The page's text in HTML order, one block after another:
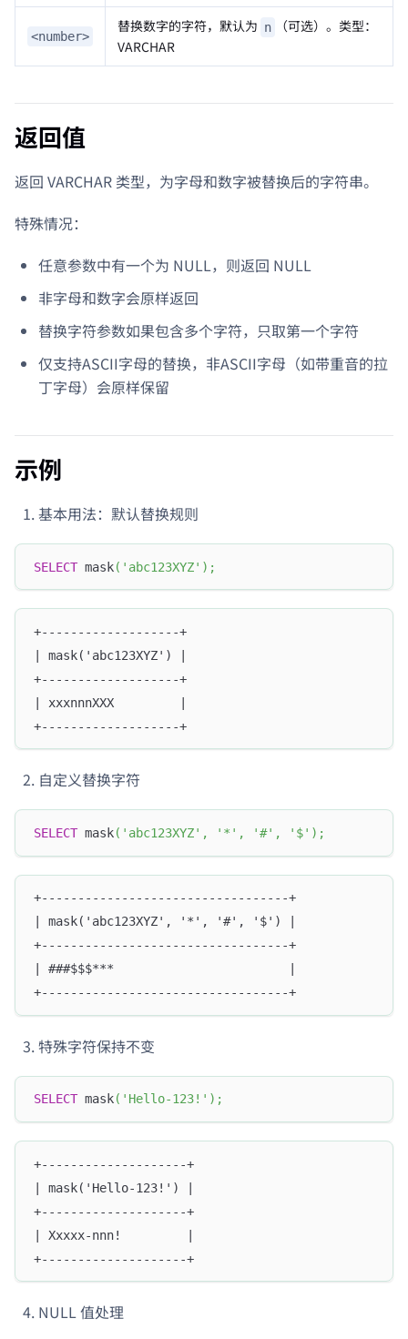
<number>
替换数字的字符，默认为 n
（可选）。类型：
VARCHAR
返回值
返回 VARCHAR 类型，为字母和数字被替换后的字符串。
特殊情况：
任意参数中有一个为 NULL，则返回 NULL
非字母和数字会原样返回
替换字符参数如果包含多个字符，只取第一个字符
仅支持ASCII字母的替换，非ASCII字母（如带重音的拉
丁字母）会原样保留
示例
基本用法：默认替换规则
SELECT mask( 'abc123XYZ' ) ;
+-------------------+
| mask('abc123XYZ') |
+-------------------+
| xxxnnnXXX         |
+-------------------+
自定义替换字符
SELECT mask( 'abc123XYZ' , '*' , '#' , '$' ) ;
+----------------------------------+
| mask('abc123XYZ', '*', '#', '$') |
+----------------------------------+
| ###$$$***                        |
+----------------------------------+
特殊字符保持不变
SELECT mask( 'Hello-123!' ) ;
+--------------------+
| mask('Hello-123!') |
+--------------------+
| Xxxxx-nnn!         |
+--------------------+
NULL 值处理